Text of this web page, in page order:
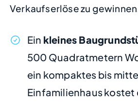
Verkaufserlöse zu
Ein kleines
500 Quadratmetern
ein kompaktes bis
Einfamilienhaus kostet